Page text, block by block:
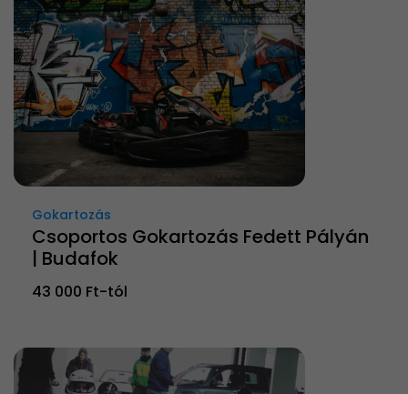
Gokartozás
Csoportos Gokartozás Fedett Pályán
| Budafok
43 000 Ft-tól